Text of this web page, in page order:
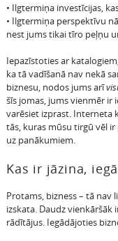
• Ilgtermiņa investīcijas,
• Ilgtermiņa perspektīvu
nest jums tikai tīro peļņu
Iepazīstoties ar
ka tā vadīšanā nav nekā
biznesu, nodos jums arī
šīs jomas, jums vienmēr ir
varēsiet izprast. Interneta
tās, kuras mūsu tirgū vēl ir
uz panākumiem.
Kas ir jāzina,
Protams, bizness – tā
izskata. Daudz vienkāršāk
rādītājus. Iegādājoties